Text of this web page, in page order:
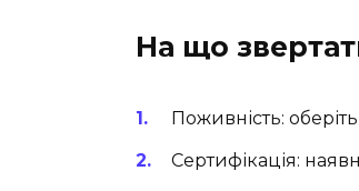
На що
Поживність:
Сертифікація: